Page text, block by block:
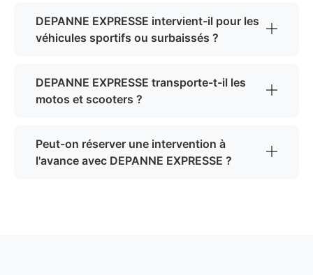
DEPANNE EXPRESSE intervient-il pour les
véhicules sportifs ou surbaissés ?
DEPANNE EXPRESSE transporte-t-il les
motos et scooters ?
Peut-on réserver une intervention à
l'avance avec DEPANNE EXPRESSE ?